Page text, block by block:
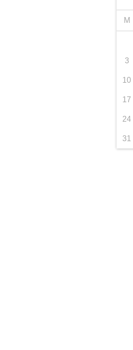
M
3
10
17
24
31